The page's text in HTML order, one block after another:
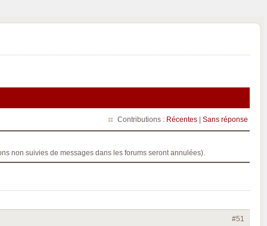
Contributions : Récentes | Sans réponse
non suivies de messages dans les forums seront annulées).
#51